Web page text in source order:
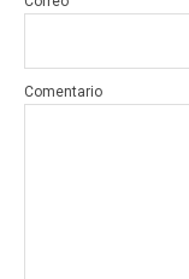
Comentario